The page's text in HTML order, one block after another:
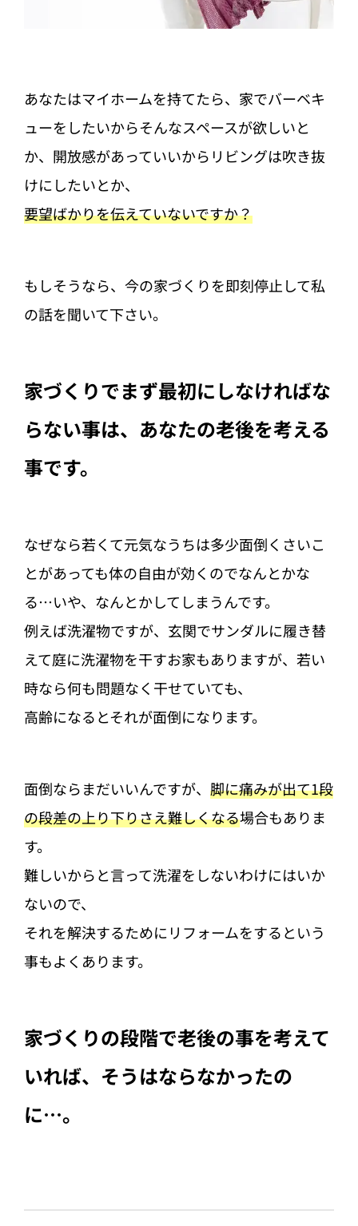
あなたはマイホームを持てたら、家でバーベキ
ューをしたいからそんなスペースが欲しいと
か、開放感があっていいからリビングは吹き抜
けにしたいとか、
要望ばかりを伝えていないですか？
もしそうなら、今の家づくりを即刻停止して私
の話を聞いて下さい。
家づくりでまず最初にしなければな
らない事は、あなたの老後を考える
事です。
なぜなら若くて元気なうちは多少面倒くさいこ
とがあっても体の自由が効くのでなんとかな
る…いや、なんとかしてしまうんです。
例えば洗濯物ですが、玄関でサンダルに履き替
えて庭に洗濯物を干すお家もありますが、若い
時なら何も問題なく干せていても、
高齢になるとそれが面倒になります。
面倒ならまだいいんですが、 脚に痛みが出て1段
の段差の上り下りさえ難しくなる場合もありま
す。
難しいからと言って洗濯をしないわけにはいか
ないので、
それを解決するためにリフォームをするという
事もよくあります。
家づくりの段階で老後の事を考えて
いれば、そうはならなかったの
に…。